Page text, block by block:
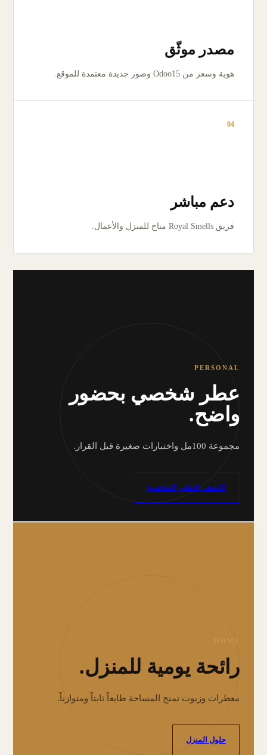
مصدر موثّق
هوية وسعر من Odoo15 وصور جديدة معتمدة للموقع.
04
دعم مباشر
فريق Royal Smells متاح للمنزل والأعمال.
PERSONAL
عطر شخصي بحضور
واضح.
مجموعة 100مل واختبارات صغيرة قبل القرار.
اكتشف العطور الشخصية
HOME
رائحة يومية للمنزل.
معطرات وزيوت تمنح المساحة طابعاً ثابتاً ومتوازناً.
حلول المنزل